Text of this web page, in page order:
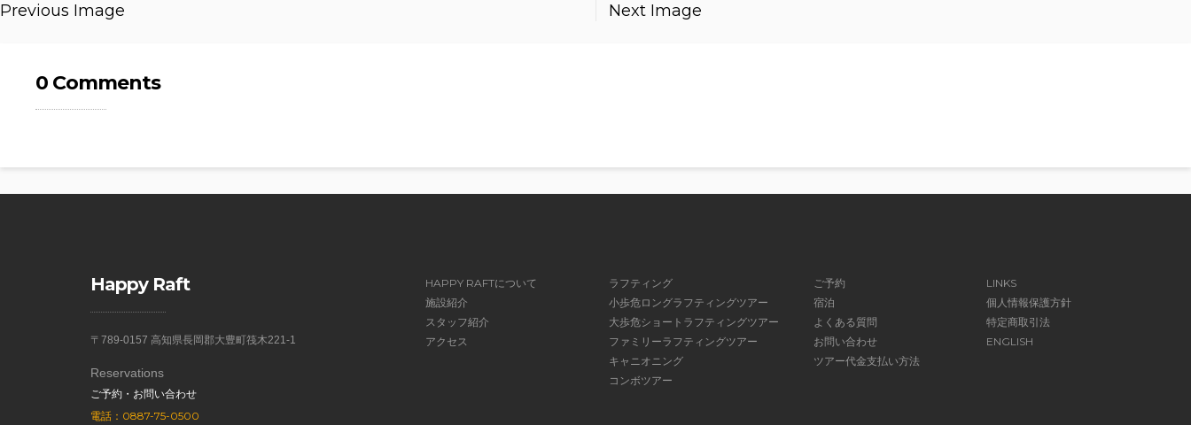
Previous Image Next Image
0 Comments
Happy Raft
〒789-0157 高知県長岡郡大豊町筏木221-1
Reservations
ご予約・お問い合わせ
電話：0887-75-0500
HAPPY RAFTについて
施設紹介
スタッフ紹介
アクセス
ラフティング
小歩危ロングラフティングツアー
大歩危ショートラフティングツアー
ファミリーラフティングツアー
キャニオニング
コンボツアー
ご予約
宿泊
よくある質問
お問い合わせ
ツアー代金支払い方法
LINKS
個人情報保護方針
特定商取引法
ENGLISH